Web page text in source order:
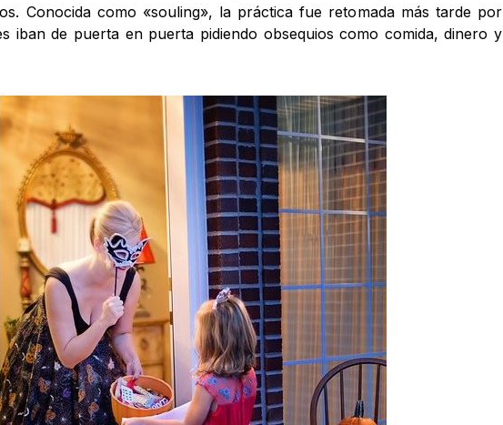
Conocida como «souling», la práctica fue retomada más tarde por
iban de puerta en puerta pidiendo obsequios como comida, dinero y